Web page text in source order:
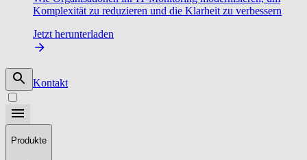
Komplexität zu reduzieren und die Klarheit zu verbessern
Jetzt herunterladen
Kontakt
Produkte